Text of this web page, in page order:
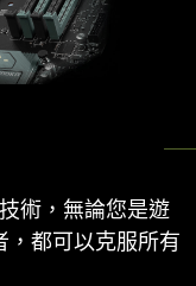
術，無論您是遊
，都可以克服所有